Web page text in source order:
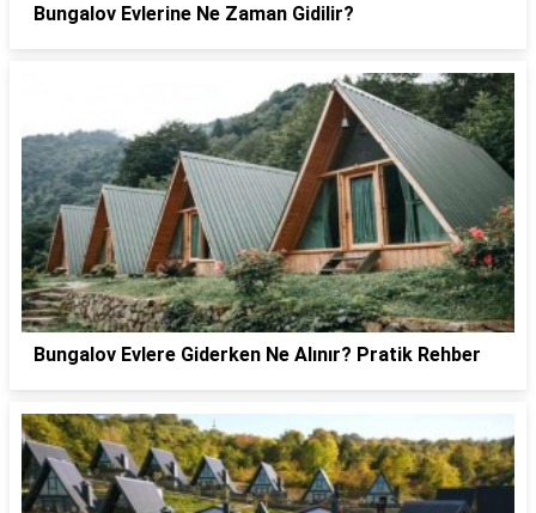
Bungalov Evlerine Ne Zaman Gidilir?
Bungalov Evlere Giderken Ne Alınır? Pratik Rehber